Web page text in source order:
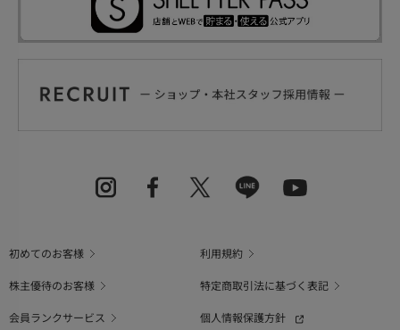
初めてのお客様
利用規約
株主優待のお客様
特定商取引法に基づく表記
会員ランクサービス
個人情報保護方針